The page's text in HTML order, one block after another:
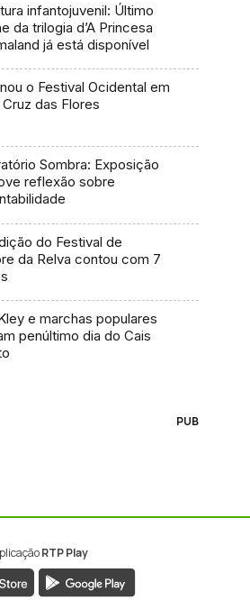
infantojuvenil: Último
da trilogia d’A Princesa
já está disponível
o Festival Ocidental em
Cruz das Flores
Sombra: Exposição
reflexão sobre
do Festival de
da Relva contou com 7
e marchas populares
penúltimo dia do Cais
PUB
RTP Play